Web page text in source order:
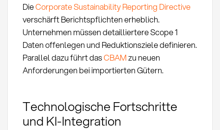
DieCorporate Sustainability Reporting Directive
verschärft Berichtspflichten erheblich.
Unternehmen müssen detailliertere Scope 1
Daten offenlegen und Reduktionsziele definieren.
Parallel dazu führt dasCBAMzu neuen
Anforderungen bei importierten Gütern.
Technologische Fortschritte
und KI-Integration